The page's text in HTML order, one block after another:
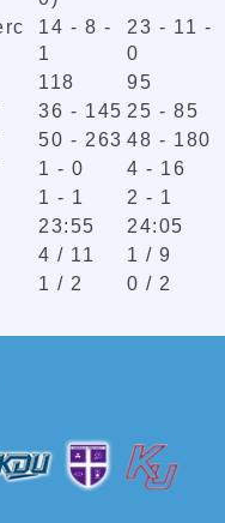
14 - 8 -
1
23 - 11 -
0
118
95
36 - 145 25 - 85
50 - 263 48 - 180
1 - 0
4 - 16
1 - 1
2 - 1
23:55
24:05
4 / 11
1 / 9
1 / 2 0 / 2